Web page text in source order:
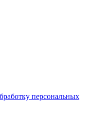
персональных